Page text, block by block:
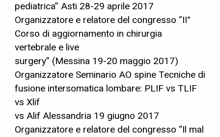
pediatrica” Asti 28-29 aprile 2017
Organizzatore e relatore del congresso “II°
Corso di aggiornamento in chirurgia
vertebrale e live
surgery” (Messina 19-20 maggio 2017)
Organizzatore Seminario AO spine Tecniche di
fusione intersomatica lombare: PLIF vs TLIF
vs Xlif
vs Alif Alessandria 19 giugno 2017
Organizzatore e relatore del congresso “Il mal